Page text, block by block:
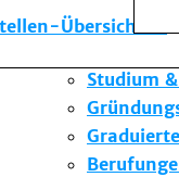
Übersicht
Die
Studium